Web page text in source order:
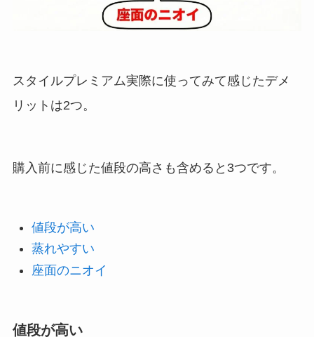
スタイルプレミアム実際に使ってみて感じたデメ
リットは2つ。
購入前に感じた値段の高さも含めると3つです。
値段が高い
蒸れやすい
座面のニオイ
値段が高い